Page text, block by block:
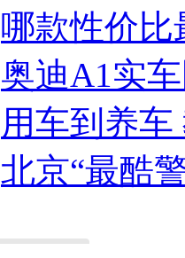
哪款性价比
奥迪A1实
用车到养
北京“最酷